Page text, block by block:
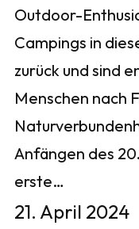
Outdoor-
Campings in
zurück und sind
Menschen nach
Anfängen des
erste…
21. April 2024